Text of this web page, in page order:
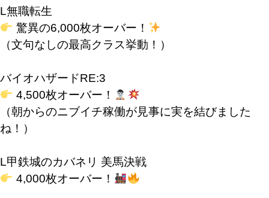
L無職転生
驚異の6,000枚オーバー！
（文句なしの最高クラス挙動！）
バイオハザードRE:3
4,500枚オーバー！
（朝からのニブイチ稼働が見事に実を結びました
ね！）
L甲鉄城のカバネリ 美馬決戦
4,000枚オーバー！